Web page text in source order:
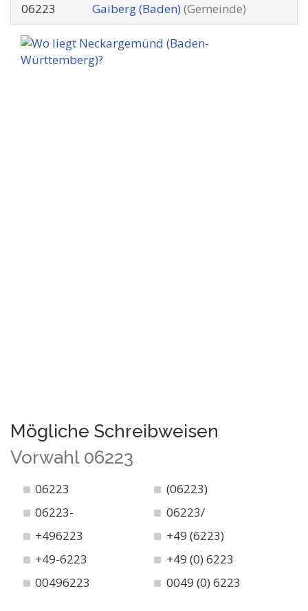
06223
Gaiberg (Baden) (Gemeinde)
Mögliche Schreibweisen
Vorwahl 06223
06223
(06223)
06223-
06223/
+496223
+49 (6223)
+49-6223
+49 (0) 6223
00496223
0049 (0) 6223